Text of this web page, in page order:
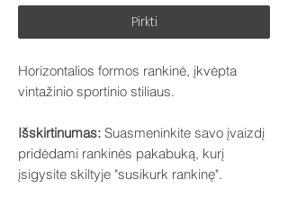
Pirkti
Horizontalios formos rankinė, įkvėpta
vintažinio sportinio stiliaus.
​Išskirtinumas: Suasmeninkite savo įvaizdį
pridėdami rankinės pakabuką, kurį
įsigysite skiltyje "susikurk rankinę".